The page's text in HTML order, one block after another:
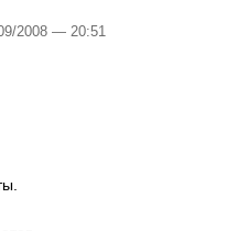
09/2008 — 20:51